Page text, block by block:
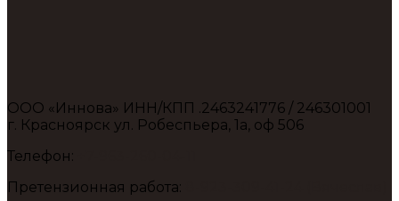
ООО «Иннова» ИНН/КПП .2463241776 / 246301001
г. Красноярск ул. Робеспьера, 1а, оф 506
Телефон:
Претензионная работа: